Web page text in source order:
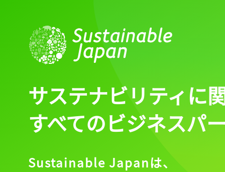
サステナビリティに
すべてのビジネスパ
Sustainable Japanは、